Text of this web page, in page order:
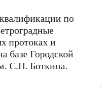
по
протоках и
базе Городской
С.П. Боткина.